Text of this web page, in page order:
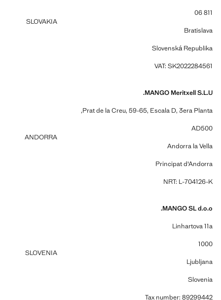
811 06
Bratislava
Slovenská Republika
VAT: SK2022284561
SLOVAKIA
MANGO Meritxell S.L.U.
Prat de la Creu, 59-65, Escala D, 3era Planta,
AD500
Andorra la Vella
Principat d'Andorra
NRT: L-704126-K
ANDORRA
MANGO SL d.o.o.
Linhartova 11a
1000
Ljubljana
Slovenia
Tax number: 89299442
SLOVENIA